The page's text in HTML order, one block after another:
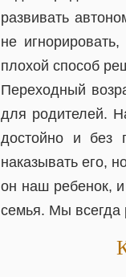
развивать
не
плохой способ
Переходный
для родителей.
достойно и без
наказывать его,
он наш ребенок,
семья. Мы всегда